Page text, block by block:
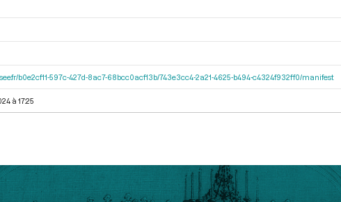
b0e2cf11-597c-427d-8ac7-68bcc0acf13b/743e3cc4-2a21-4625-b494-c4324f932ff0/manifest
à 17:25